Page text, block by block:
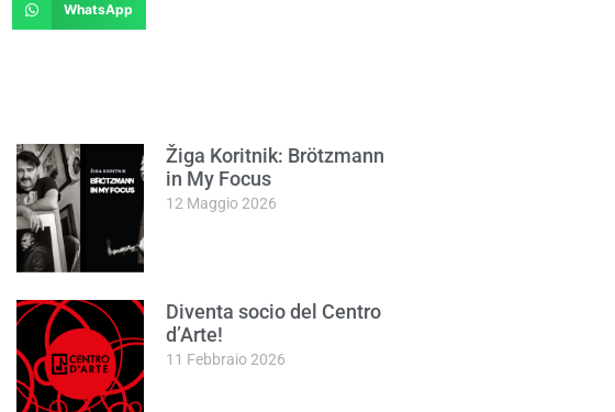
WhatsApp
Žiga Koritnik: Brötzmann
in My Focus
12 Maggio 2026
Diventa socio del Centro
d’Arte!
11 Febbraio 2026